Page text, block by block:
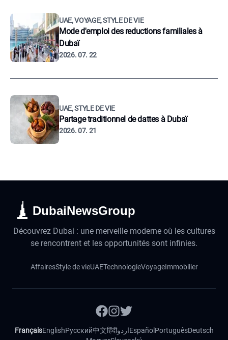
UAE, VOYAGE, STYLE DE VIE
Mode d'emploi des reductions familiales à
Dubaï
2026. 07. 22
UAE, STYLE DE VIE
Partage traditionnel de dattes à Dubaï
2026. 07. 21
DubaiNewsGroup
Découvrez Dubai : une merveille moderne où les cultures
se rencontrent et les opportunités sont infinies.
AffairesStyle de vieUAETechnologieVoyageImmobilier
FrançaisEnglishРусский中文हिंदीاردوEspañol PortuguêsDeutsch